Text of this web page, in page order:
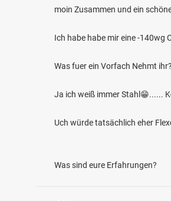
See bei 96465 Neustadt bei Coburg
moin Zusammen und ein
Ich habe habe mir eine -140wg
Was fuer ein Vorfach Nehmt
Ja ich weiß immer Stahl😁......
Uch würde tatsächlich eher
Was sind eure Erfahrungen?